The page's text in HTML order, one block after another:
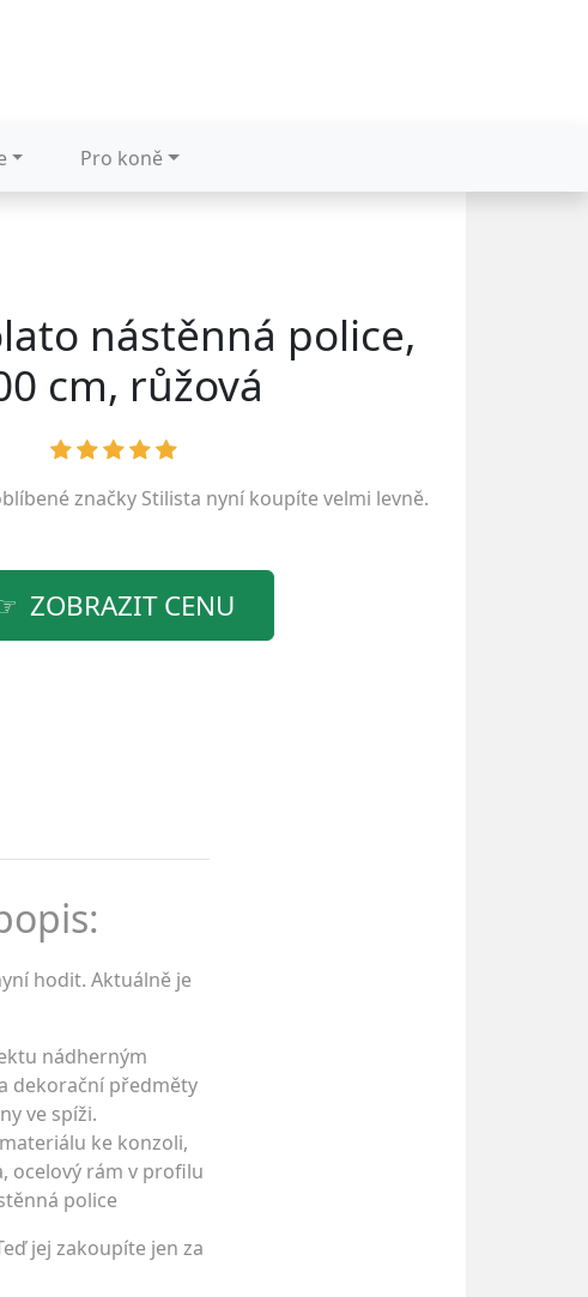
Pro koně
nástěnná police,
cm, růžová
značky Stilista nyní koupíte velmi levně.
ZOBRAZIT CENU
hodit. Aktuálně je
nádherným
dekorační předměty
ve spíži.
ke konzoli,
ocelový rám v profilu
police
jej zakoupíte jen za